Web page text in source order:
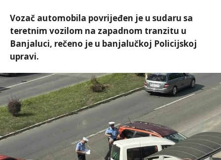
Vozač automobila povrijeđen je u sudaru sa
teretnim vozilom na zapadnom tranzitu u
Banjaluci, rečeno je u banjalučkoj Policijskoj
upravi.